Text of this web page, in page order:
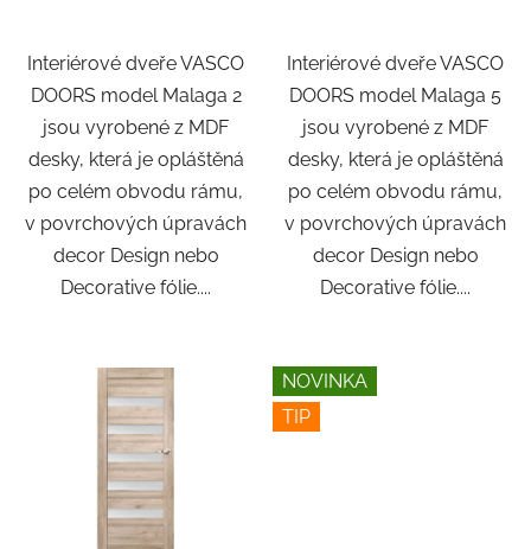
Interiérové dveře VASCO
DOORS model Malaga 2
jsou vyrobené z MDF
desky, která je opláštěná
po celém obvodu rámu,
v povrchových úpravách
decor Design nebo
Decorative fólie....
Interiérové dveře VASCO
DOORS model Malaga 5
jsou vyrobené z MDF
desky, která je opláštěná
po celém obvodu rámu,
v povrchových úpravách
decor Design nebo
Decorative fólie....
NOVINKA
TIP